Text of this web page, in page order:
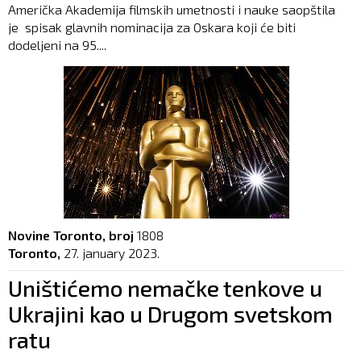
Američka Akademija filmskih umetnosti i nauke saopštila
je spisak glavnih nominacija za Oskara koji će biti
dodeljeni na 95....
Novine Toronto, broj 1808
Toronto, 27. january 2023.
Uništićemo nemačke tenkove u
Ukrajini kao u Drugom svetskom
ratu